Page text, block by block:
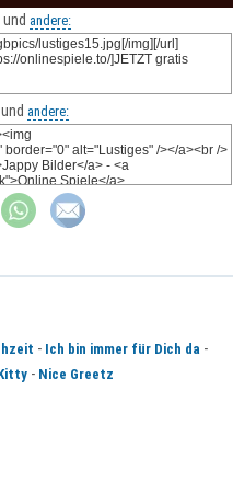
andere:
andere:
- Ich bin immer für Dich da -
- Nice Greetz